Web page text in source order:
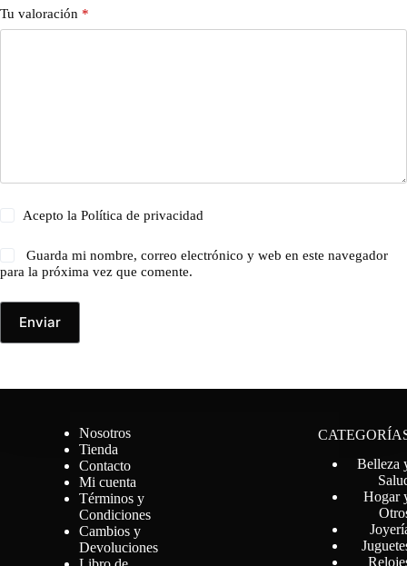
Tu valoración *
Acepto laPolítica de privacidad
Guarda mi nombre, correo electrónico y web en este navegador
para la próxima vez que comente.
Enviar
Nosotros
Tienda
Contacto
Mi cuenta
Términos y
Condiciones
Cambios y
Devoluciones
Belleza
Hogar